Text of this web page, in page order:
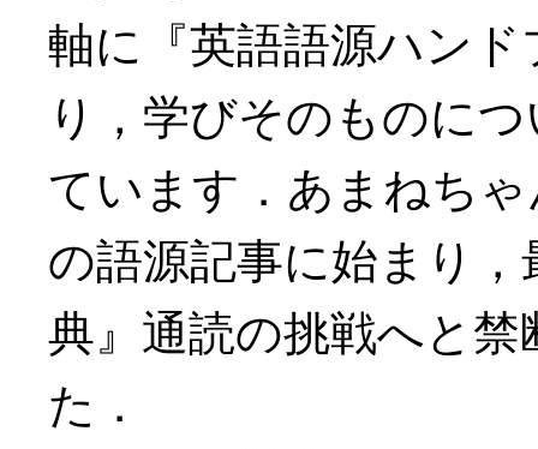
軸に『英語語源ハン
り，学びそのものに
ています．あまねち
の語源記事に始まり
典』通読の挑戦へと
た．